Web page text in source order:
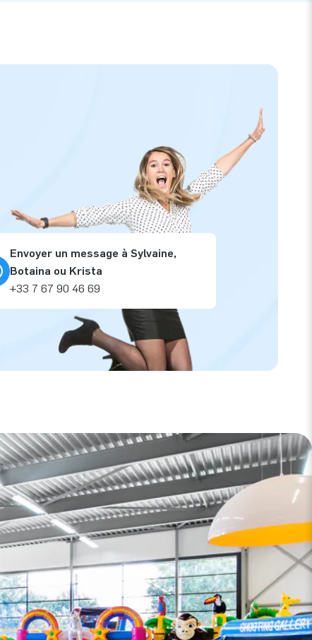
Envoyer un message à Sylvaine,
Botaina ou Krista
+33 7 67 90 46 69